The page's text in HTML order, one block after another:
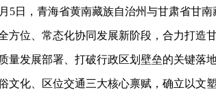
日，青海省黄南藏族自治州与甘肃省甘南
方位、常态化协同发展新阶段，合力打造
发展部署、打破行政区划壁垒的关键落
文化、区位交通三大核心禀赋，确立以文